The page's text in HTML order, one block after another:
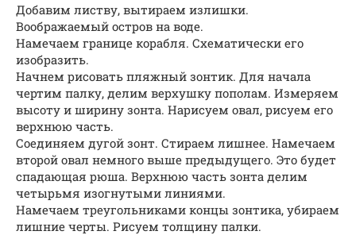
Добавим листву, вытираем излишки.
Воображаемый остров на воде.
Намечаем границе корабля. Схематически его
изобразить.
Начнем рисовать пляжный зонтик. Для начала
чертим палку, делим верхушку пополам. Измеряем
высоту и ширину зонта. Нарисуем овал, рисуем его
верхнюю часть.
Соединяем дугой зонт. Стираем лишнее. Намечаем
второй овал немного выше предыдущего. Это будет
спадающая рюша. Верхнюю часть зонта делим
четырьмя изогнутыми линиями.
Намечаем треугольниками концы зонтика, убираем
лишние черты. Рисуем толщину палки.